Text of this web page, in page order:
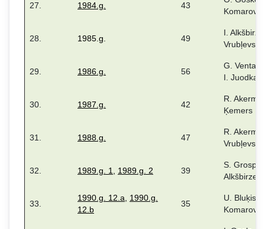
27. 1984.g. 43
Komarova
28. 1985.g. 49
I.
Vrubļevska
29. 1986.g. 56
G.
I. Juodka
30. 1987.g. 42
R.
Ķemers
31. 1988.g. 47
R.
Vrubļevska
32. 1989.g. 1 1989.g. 2 39
S.
Alkšbirze
33.
1990.g. 12.a
1990.g.
12.b
35
U. Bluķis,
Komarova